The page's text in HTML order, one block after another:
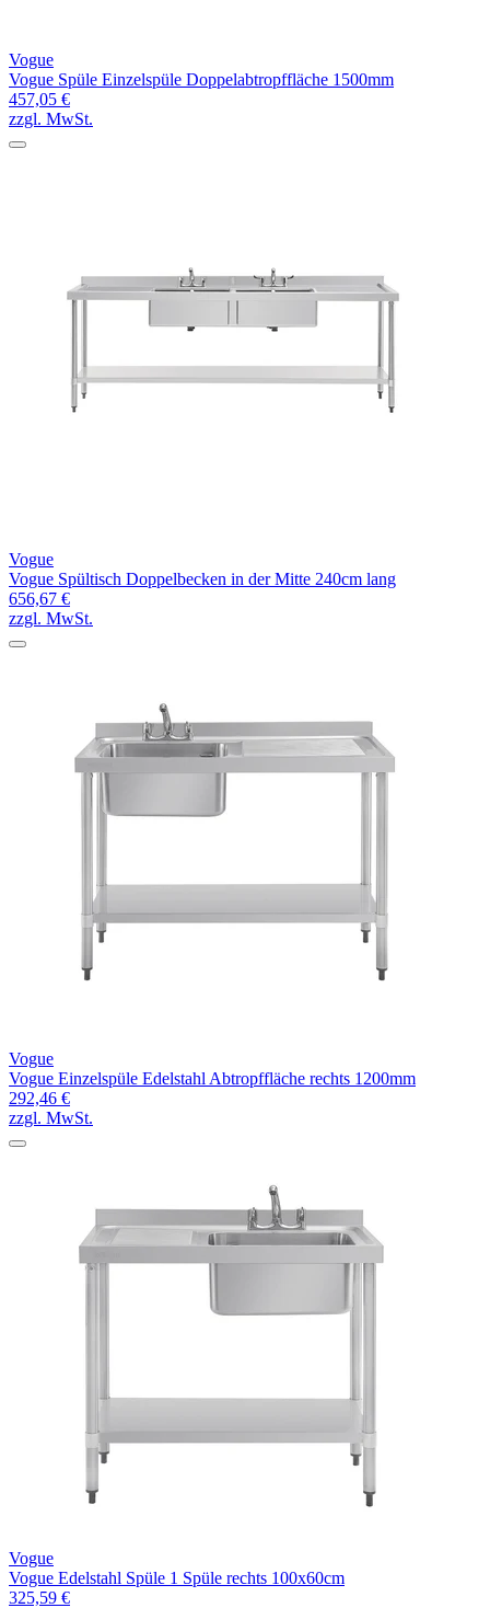
Vogue
Vogue Spüle Einzelspüle Doppelabtropffläche 1500mm
457,05 €
zzgl. MwSt.
Vogue
Vogue Spültisch Doppelbecken in der Mitte 240cm lang
656,67 €
zzgl. MwSt.
Vogue
Vogue Einzelspüle Edelstahl Abtropffläche rechts 1200mm
292,46 €
zzgl. MwSt.
Vogue
Vogue Edelstahl Spüle 1 Spüle rechts 100x60cm
325,59 €